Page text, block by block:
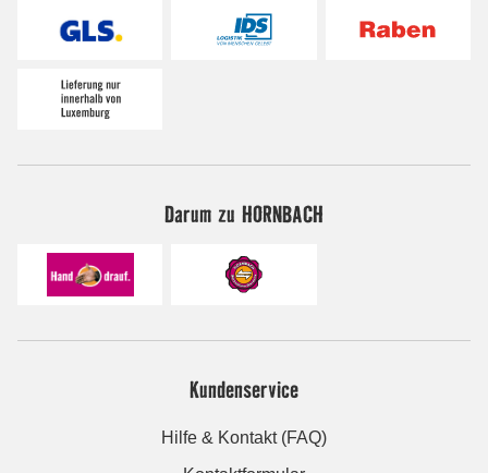
Darum zu HORNBACH
Kundenservice
Hilfe & Kontakt (FAQ)